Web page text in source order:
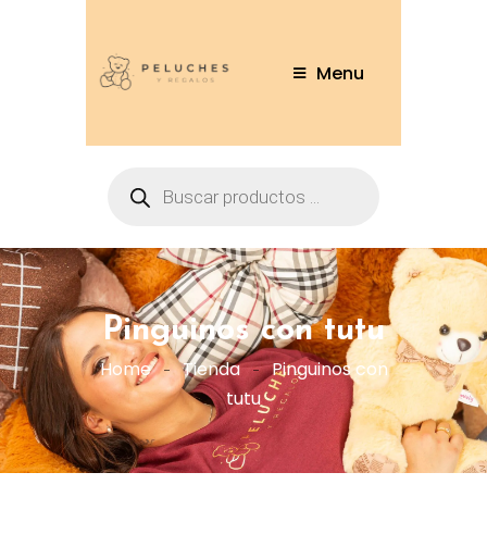
Menu
Pinguinos con tutu
Home Tienda
Pinguinos con
tutu